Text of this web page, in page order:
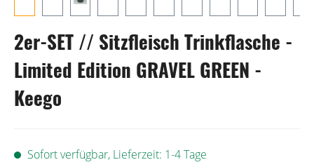
2er-SET // Sitzfleisch Trinkflasche -
Limited Edition GRAVEL GREEN -
Keego
Sofort verfügbar, Lieferzeit: 1-4 Tage